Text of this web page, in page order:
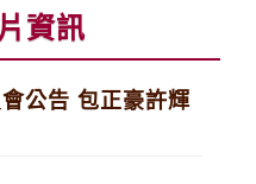
資訊
公告 包正豪許輝